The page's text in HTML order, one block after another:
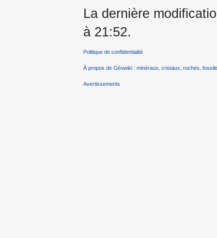
La dernière
à 21:52.
Politique de confidentialité
À propos de Géowiki : minéraux, cristaux, roches,
Avertissements